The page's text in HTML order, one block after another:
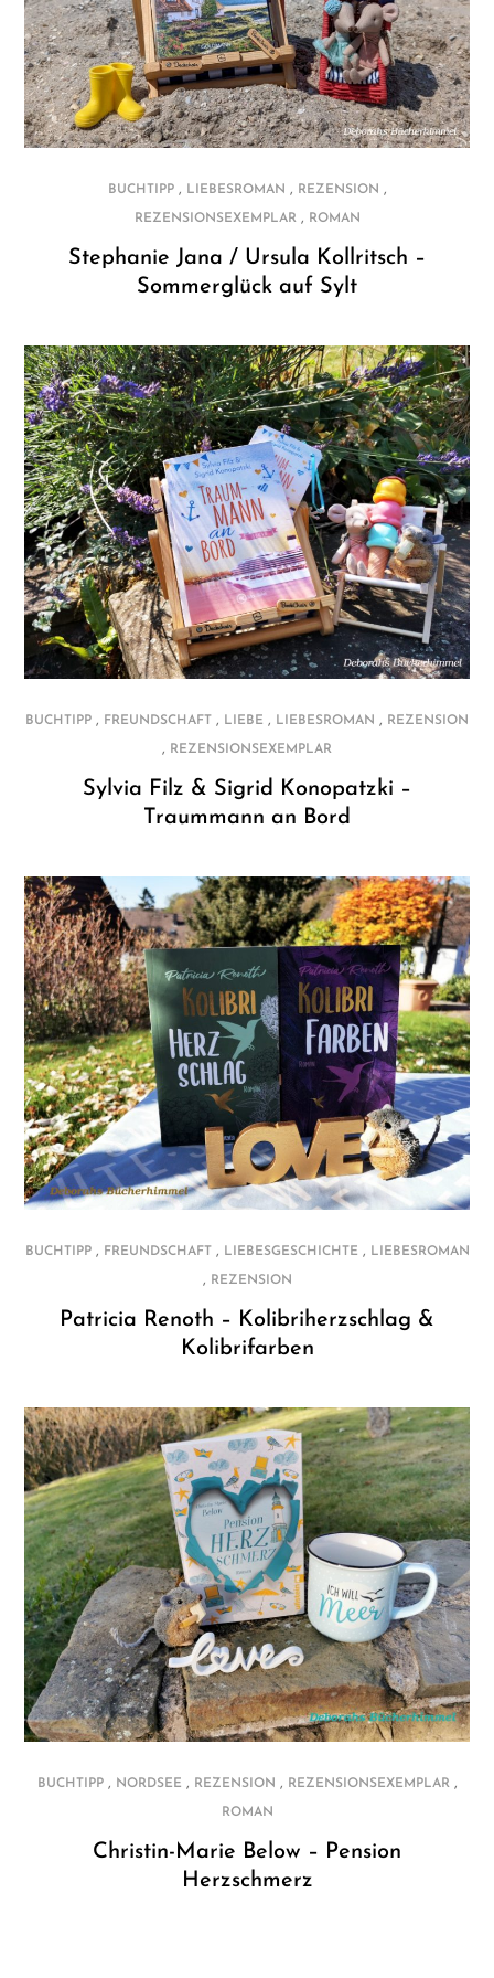
BUCHTIPP, LIEBESROMAN , REZENSION ,
REZENSIONSEXEMPLAR, ROMAN
Stephanie Jana / Ursula Kollritsch –
Sommerglück auf Sylt
BUCHTIPP , FREUNDSCHAFT , LIEBE , LIEBESROMAN , REZENSION
, REZENSIONSEXEMPLAR
Sylvia Filz & Sigrid Konopatzki –
Traummann an Bord
BUCHTIPP, FREUNDSCHAFT , LIEBESGESCHICHTE , LIEBESROMAN
, REZENSION
Patricia Renoth – Kolibriherzschlag &
Kolibrifarben
BUCHTIPP, NORDSEE , REZENSION , REZENSIONSEXEMPLAR,
ROMAN
Christin-Marie Below – Pension
Herzschmerz